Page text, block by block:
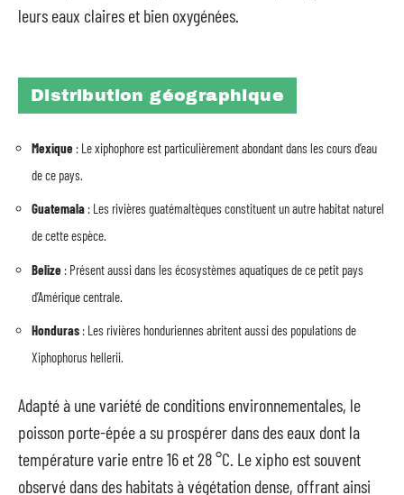
leurs eaux claires et bien oxygénées.
Distribution géographique
Mexique : Le xiphophore est particulièrement abondant dans les cours d’eau
de ce pays.
Guatemala : Les rivières guatémaltèques constituent un autre habitat naturel
de cette espèce.
Belize : Présent aussi dans les écosystèmes aquatiques de ce petit pays
d’Amérique centrale.
Honduras : Les rivières honduriennes abritent aussi des populations de
Xiphophorus hellerii.
Adapté à une variété de conditions environnementales, le
poisson porte-épée a su prospérer dans des eaux dont la
température varie entre 16 et 28 °C. Le xipho est souvent
observé dans des habitats à végétation dense, offrant ainsi